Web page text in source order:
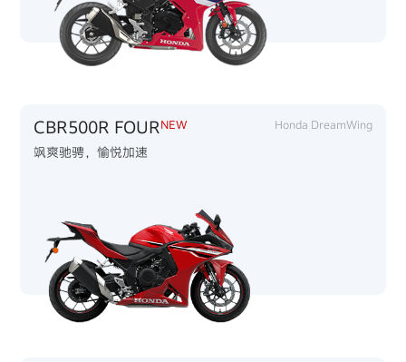
CBR500R FOUR NEW Honda DreamWing
飒爽驰骋，愉悦加速